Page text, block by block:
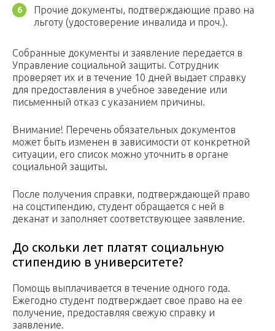
Прочие документы, подтверждающие право на
льготу (удостоверение инвалида и проч.).
Собранные документы и заявление передается в
Управление социальной защиты. Сотрудник
проверяет их и в течение 10 дней выдает справку
для предоставления в учебное заведение или
письменный отказ с указанием причины.
Внимание! Перечень обязательных документов
может быть изменен в зависимости от конкретной
ситуации, его список можно уточнить в органе
социальной защиты.
После получения справки, подтверждающей право
на соцстипендию, студент обращается с ней в
деканат и заполняет соответствующее заявление.
До скольки лет платят социальную
стипендию в университете?
Помощь выплачивается в течение одного года.
Ежегодно студент подтверждает свое право на ее
получение, предоставляя свежую справку и
заявление.